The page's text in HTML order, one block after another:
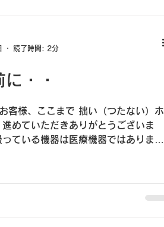
・・
客様、ここまで 拙い（つたない）ホ
めていただきありがとうございま
ている機器は医療機器ではありませ
読了時間: 2分